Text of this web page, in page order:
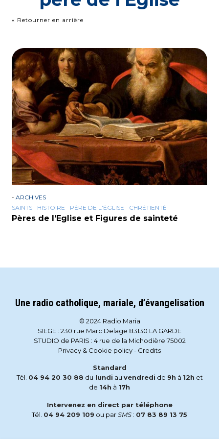
« Retourner en arrière
- ARCHIVES
SAINTS
HISTOIRE PÈRE DE L'ÉGLISE CHRÉTIENTÉ
Pères de l’Eglise et Figures de sainteté
Une radio catholique, mariale, d’évangelisation
© 2024 Radio Maria
SIEGE : 230 rue Marc Delage 83130 LA GARDE
STUDIO de PARIS : 4 rue de la Michodière 75002
Privacy & Cookie policy- Credits
Standard
Tél. 04 94 20 30 88 du lundi au vendredi de 9h à 12h et
de 14h à 17h
Intervenez en direct par téléphone
Tél. 04 94 209 109 ou parSMS : 07 83 89 13 75